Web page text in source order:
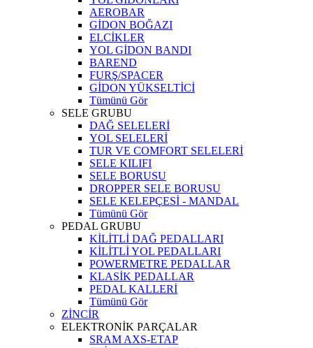
AEROBAR
GİDON BOĞAZI
ELCİKLER
YOL GİDON BANDI
BAREND
FURŞ/SPACER
GİDON YÜKSELTİCİ
Tümünü Gör
SELE GRUBU
DAĞ SELELERİ
YOL SELELERİ
TUR VE COMFORT SELELERİ
SELE KILIFI
SELE BORUSU
DROPPER SELE BORUSU
SELE KELEPÇESİ - MANDAL
Tümünü Gör
PEDAL GRUBU
KİLİTLİ DAĞ PEDALLARI
KİLİTLİ YOL PEDALLARI
POWERMETRE PEDALLAR
KLASİK PEDALLAR
PEDAL KALLERİ
Tümünü Gör
ZİNCİR
ELEKTRONİK PARÇALAR
SRAM AXS-ETAP